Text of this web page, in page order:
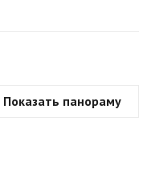
Показать панораму